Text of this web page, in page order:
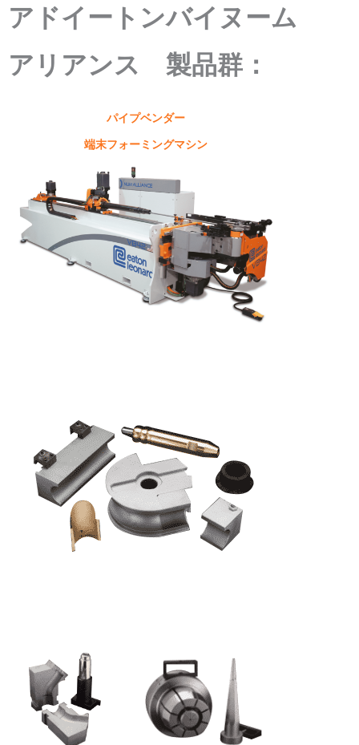
アドイートンバイヌーム
アリアンス 製品群：
パイプベンダー
端末フォーミングマシン